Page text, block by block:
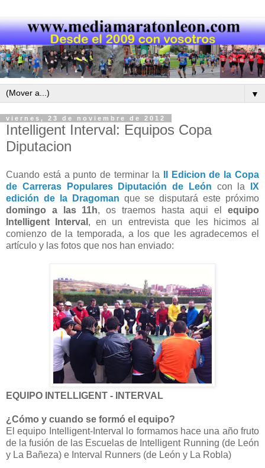
▼
viernes, 23 de noviembre de 2012
Intelligent Interval: Equipos Copa
Diputacion
Cuando está a punto de terminar la
II Edicion de la Copa
de Carreras Populares Diputación de León con la
IX
edición de la Dragoman que se disputará este próximo
domingo a las 11h, os traemos hasta aqui elequipo
Intelligent Interval , en un entrevista que les hicimos al
comienzo de la temporada, a los que les agradecemos el
artículo y las fotos que nos han enviado:
EQUIPO INTELLIGENT - INTERVAL
¿Cómo y cuando se formó el equipo?
El equipo Intelligent-Interval lo formamos hace una año fruto
de la fusión de las Escuelas de Intelligent Running (de León
y La Bañeza) e Interval Runners (de León y La Robla)